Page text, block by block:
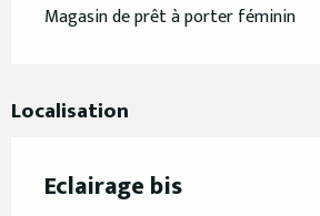
Magasin de prêt à porter féminin
Localisation
Eclairage bis